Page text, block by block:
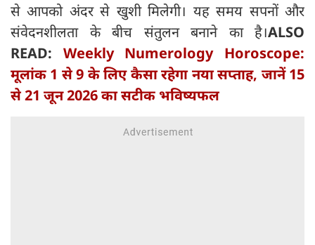
से आपको अंदर से खुशी मिलेगी। यह समय सपनों और
संवेदनशीलता के बीच संतुलन बनाने का है।ALSO
READ: Weekly Numerology Horoscope:
मूलांक 1 से 9 के लिए कैसा रहेगा नया सप्ताह, जानें 15
से 21 जून 2026 का सटीक भविष्यफल